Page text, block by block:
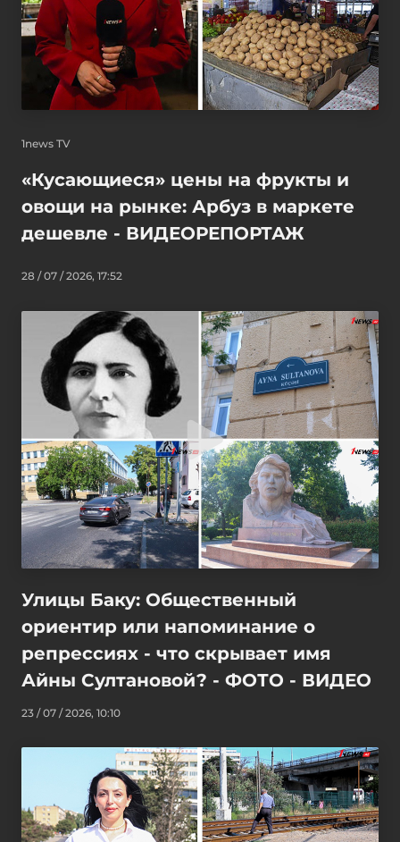
1news TV
«Кусающиеся» цены на фрукты и
овощи на рынке: Арбуз в маркете
дешевле - ВИДЕОРЕПОРТАЖ
28 / 07 / 2026, 17:52
Улицы Баку: Общественный
ориентир или напоминание о
репрессиях - что скрывает имя
Айны Султановой? - ФОТО - ВИДЕО
23 / 07 / 2026, 10:10